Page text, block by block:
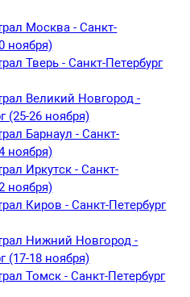
Москва - Санкт-
ноября)
Тверь - Санкт-Петербург
Великий Новгород -
(25-26 ноября)
Барнаул - Санкт-
ноября)
Иркутск - Санкт-
ноября)
Киров - Санкт-Петербург
Нижний Новгород -
(17-18 ноября)
Томск - Санкт-Петербург